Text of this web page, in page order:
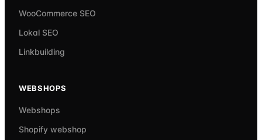
WooCommerce SEO
Lokal SEO
Linkbuilding
WEBSHOPS
Webshops
Shopify webshop